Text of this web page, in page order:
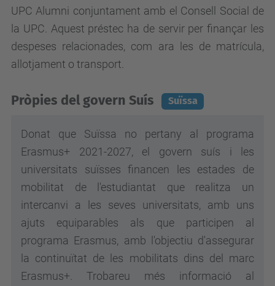
UPC Alumni conjuntament amb el Consell Social de
la UPC. Aquest préstec ha de servir per finançar les
despeses relacionades, com ara les de matrícula,
allotjament o transport.
Pròpies del govern Suís Suïssa
Donat que Suïssa no pertany al programa
Erasmus+ 2021-2027, el govern suís i les
universitats suïsses financen les estades de
mobilitat de l'estudiantat que realitza un
intercanvi a les seves universitats, amb uns
ajuts equiparables als que participen al
programa Erasmus, amb l'objectiu d'assegurar
la continuïtat de les mobilitats dins del marc
Erasmus+. Trobareu més informació al